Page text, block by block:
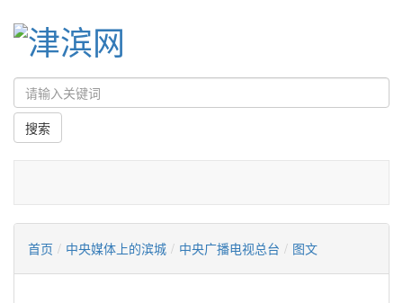
首页 / 中央媒体上的滨城 / 中央广播电视总台 / 图文